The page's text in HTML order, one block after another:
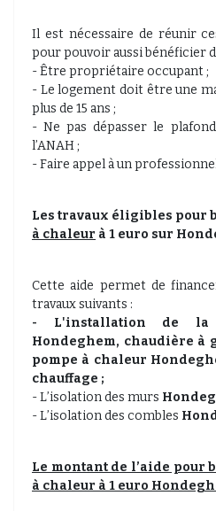
Il est nécessaire de réunir
pour pouvoir aussi bénéficier
- Être propriétaire occupant ;
- Le logement doit être une
plus de 15 ans ;
- Ne pas dépasser le
l’ANAH ;
- Faire appel à un
Les travaux éligibles pour
à chaleur à 1 euro sur
Cette aide permet de
travaux suivants :
- L'installation de
Hondeghem, chaudière à
pompe à chaleur
chauffage ;
- L’isolation des murs
- L’isolation des combles
Le montant de l’aide pour
à chaleur à 1 euro